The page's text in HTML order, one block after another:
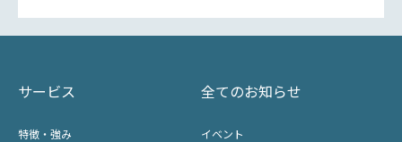
サービス
特徴・強み
全てのお知らせ
イベント